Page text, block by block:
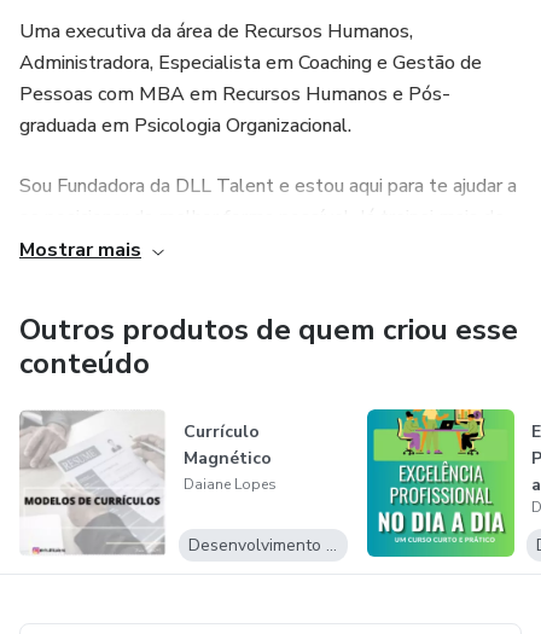
Uma executiva da área de Recursos Humanos,
Administradora, Especialista em Coaching e Gestão de
Pessoas com MBA em Recursos Humanos e Pós-
graduada em Psicologia Organizacional.
Sou Fundadora da DLL Talent e estou aqui para te ajudar a
1.000 profissionais e estou pronta para ajudar você
Com orientação personalizada e opções de atendimento
presencial ou online, estou comprometida em oferecer o
suporte que você precisa para o seu desenvolvimento
profissional.
Mostrar mais
Outros produtos de quem criou esse
conteúdo
Currículo
Magnético
Daiane Lopes
Desenvolvimento Pessoal